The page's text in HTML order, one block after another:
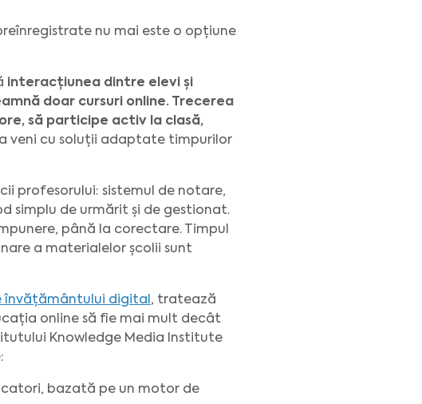
nu mai este o opțiune
interacțiunea dintre elevi și
doar cursuri online. Trecerea
să participe activ la clasă,
veni cu soluții adaptate timpurilor
profesorului: sistemul de notare,
simplu de urmărit și de gestionat.
până la corectare. Timpul
a materialelor școlii sunt
învățământului digital , tratează
online să fie mai mult decât
Knowledge Media Institute
bazată pe un motor de